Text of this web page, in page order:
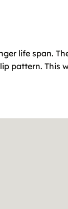
life span.
pattern. This